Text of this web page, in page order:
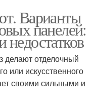
Варианты
панелей:
делают отделочный
или искусственного
своими сильными и